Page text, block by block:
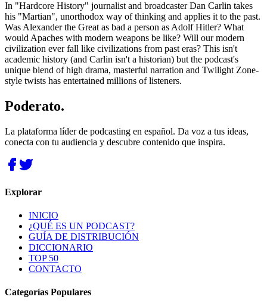
In "Hardcore History" journalist and broadcaster Dan Carlin takes
his "Martian", unorthodox way of thinking and applies it to the past.
Was Alexander the Great as bad a person as Adolf Hitler? What
would Apaches with modern weapons be like? Will our modern
civilization ever fall like civilizations from past eras? This isn't
academic history (and Carlin isn't a historian) but the podcast's
unique blend of high drama, masterful narration and Twilight Zone-
style twists has entertained millions of listeners.
Poderato.
La plataforma líder de podcasting en español. Da voz a tus ideas,
conecta con tu audiencia y descubre contenido que inspira.
Explorar
INICIO
¿QUÉ ES UN PODCAST?
GUÍA DE DISTRIBUCIÓN
DICCIONARIO
TOP 50
CONTACTO
Categorías Populares